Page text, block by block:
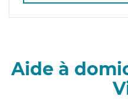
Aide à